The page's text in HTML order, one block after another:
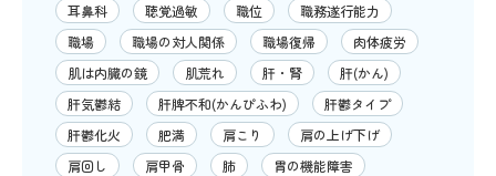
耳鼻科
聴覚過敏 職位
職務遂行能力
職場
職場の対人関係 職場復帰
肉体疲労
肌は内臓の鏡
肌荒れ 肝・腎
肝(かん)
肝気鬱結
肝脾不和(かんぴふわ)
肝鬱タイプ
肝鬱化火
肥満 肩こり
肩の上げ下げ
肩回し
肩甲骨 肺
胃の機能障害